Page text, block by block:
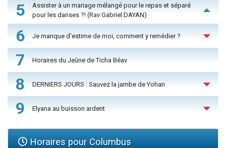
5
Assister à un mariage mélangé pour le repas et séparé
pour les danses ?! (Rav Gabriel DAYAN)
6 Je manque d'estime de moi, comment y remédier ?
7 Horaires du Jeûne de Ticha Béav
8 DERNIERS JOURS : Sauvez la jambe de Yohan
9 Elyana au buisson ardent
Horaires pour Columbus